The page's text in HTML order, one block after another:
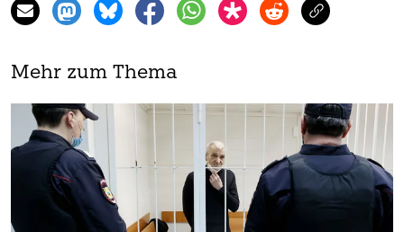
Mehr zum Thema